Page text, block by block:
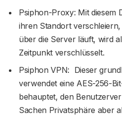
Psiphon-Proxy: Mit diesem
ihren Standort
über die Server läuft, wird
Zeitpunkt verschlüsselt.
Psiphon VPN: Dieser
verwendet eine AES-256-
behauptet, den
Sachen Privatsphäre aber